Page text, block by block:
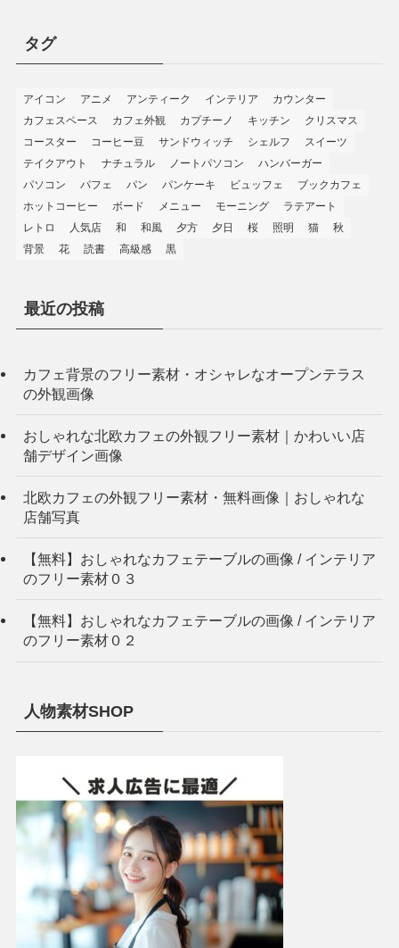
タグ
アイコン アニメ アンティーク インテリア
カウンター
カフェスペース
カフェ外観 カプチーノ キッチン
クリスマス
コースター
コーヒー豆 サンドウィッチ シェルフ
スイーツ
テイクアウト
ナチュラル ノートパソコン
ハンバーガー
パソコン
パフェ パン パンケーキ ビュッフェ
ブックカフェ
ホットコーヒー
ボード メニュー モーニング
ラテアート
レトロ
人気店 和 和風 夕方 夕日 桜 照明 猫
秋
背景
花 読書 高級感 黒
最近の投稿
カフェ背景のフリー素材・オシャレなオープンテラス
の外観画像
おしゃれな北欧カフェの外観フリー素材｜かわいい店
舗デザイン画像
北欧カフェの外観フリー素材・無料画像｜おしゃれな
店舗写真
【無料】おしゃれなカフェテーブルの画像 / インテリア
のフリー素材０３
【無料】おしゃれなカフェテーブルの画像 / インテリア
のフリー素材０２
人物素材SHOP